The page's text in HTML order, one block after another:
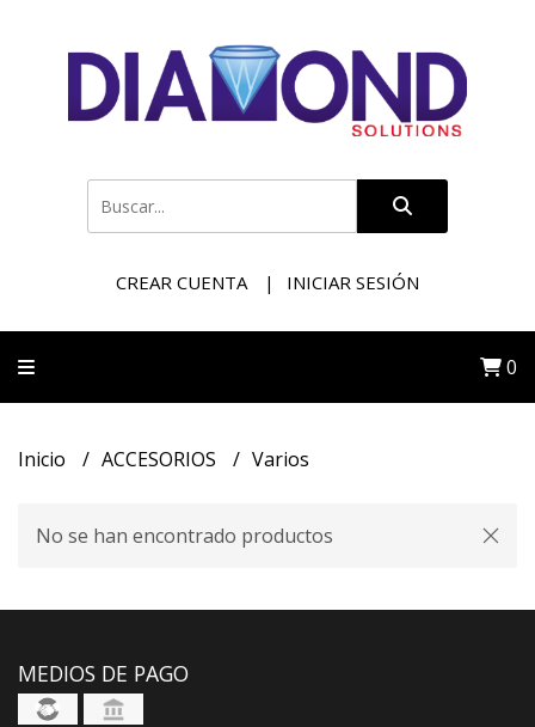
CREAR CUENTA INICIAR SESIÓN
0
Inicio ACCESORIOS Varios
No se han encontrado productos
MEDIOS DE PAGO